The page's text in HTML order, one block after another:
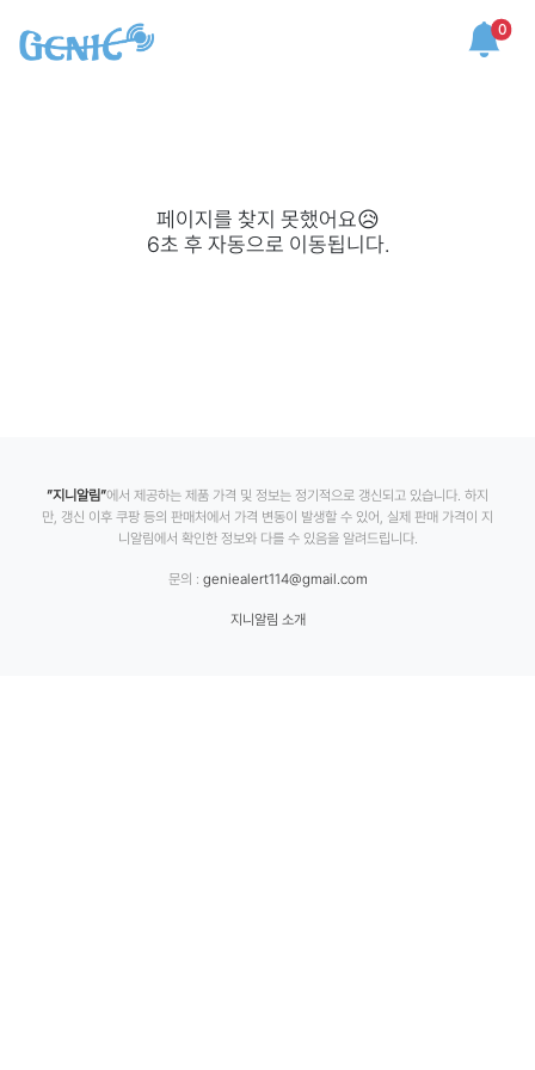
0
페이지를 찾지 못했어요😥
6초 후 자동으로 이동됩니다.
”지니알림”에서 제공하는 제품 가격 및 정보는 정기적으로 갱신되고 있습니다. 하지
만, 갱신 이후 쿠팡 등의 판매처에서 가격 변동이 발생할 수 있어, 실제 판매 가격이 지
니알림에서 확인한 정보와 다를 수 있음을 알려드립니다.
문의 : geniealert114@gmail.com
지니알림 소개